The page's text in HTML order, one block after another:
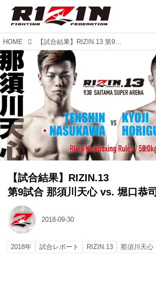
HOME 【試合結果】RIZIN.13 第9試合 那須川天心 vs. 堀口恭司
【試合結果】RIZIN.13
第9試合 那須川天心 vs. 堀口恭司
2018-09-30
2018年 試合レポート RIZIN.13 那須川天心